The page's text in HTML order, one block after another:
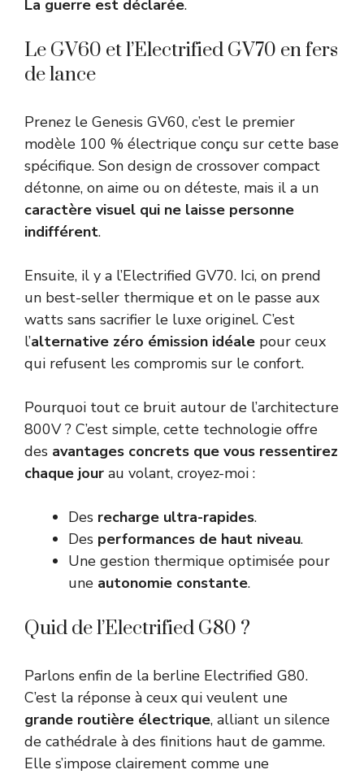
La guerre est déclarée.
Le GV60 et l’Electrified GV70 en fers
de lance
Prenez le Genesis GV60, c’est le premier
modèle 100 % électrique conçu sur cette base
spécifique. Son design de crossover compact
détonne, on aime ou on déteste, mais il a un
caractère visuel qui ne laisse personne
indifférent.
Ensuite, il y a l’Electrified GV70. Ici, on prend
un best-seller thermique et on le passe aux
watts sans sacrifier le luxe originel. C’est
l’alternative zéro émission idéale pour ceux
qui refusent les compromis sur le confort.
Pourquoi tout ce bruit autour de l’architecture
800V ? C’est simple, cette technologie offre
des avantages concrets que vous ressentirez
chaque jour au volant, croyez-moi :
Des recharge ultra-rapides.
Des performances de haut niveau.
Une gestion thermique optimisée pour
une autonomie constante.
Quid de l’Electrified G80 ?
Parlons enfin de la berline Electrified G80.
C’est la réponse à ceux qui veulent une
grande routière électrique, alliant un silence
de cathédrale à des finitions haut de gamme.
Elle s’impose clairement comme une